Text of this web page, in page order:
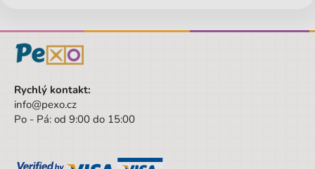
Rychlý kontakt:
info@pexo.cz
Po - Pá: od 9:00 do 15:00